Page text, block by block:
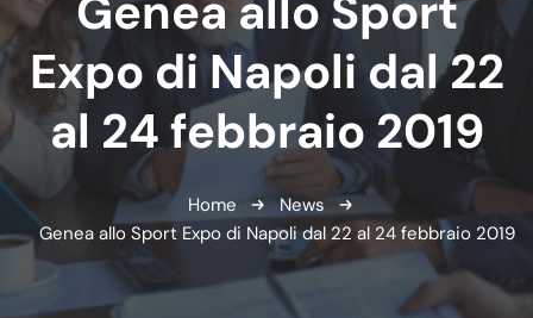
Expo di Napoli dal 22
al 24 febbraio 2019
Home
News
Genea allo Sport Expo di Napoli dal 22 al 24 febbraio 2019